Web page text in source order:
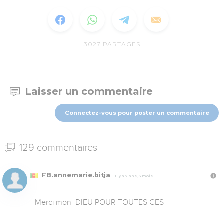
3027 PARTAGES
Laisser un commentaire
Connectez-vous pour poster un commentaire
129 commentaires
FB.annemarie.bitja Il y a 7 ans, 3 mois
Merci mon  DIEU POUR TOUTES CES